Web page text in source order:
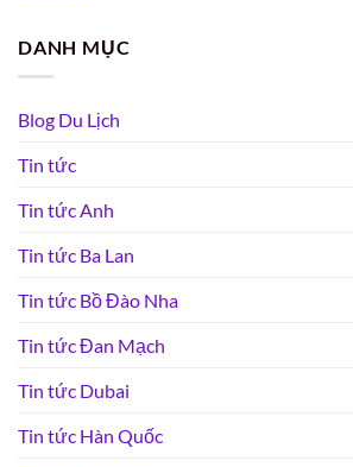
DANH MỤC
Blog Du Lịch
Tin tức
Tin tức Anh
Tin tức Ba Lan
Tin tức Bồ Đào Nha
Tin tức Đan Mạch
Tin tức Dubai
Tin tức Hàn Quốc